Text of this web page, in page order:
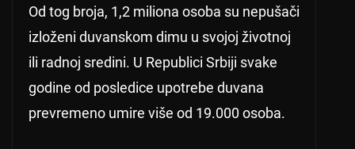
Od tog broja, 1,2 miliona osoba su nepušači
izloženi duvanskom dimu u svojoj životnoj
ili radnoj sredini. U Republici Srbiji svake
godine od posledice upotrebe duvana
prevremeno umire više od 19.000 osoba.